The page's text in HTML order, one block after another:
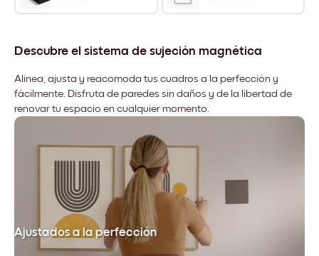
Descubre el sistema de sujeción magnética
Alinea, ajusta y reacomoda tus cuadros a la perfección y
fácilmente. Disfruta de paredes sin daños y de la libertad de
renovar tu espacio en cualquier momento.
Ajustados a la perfección